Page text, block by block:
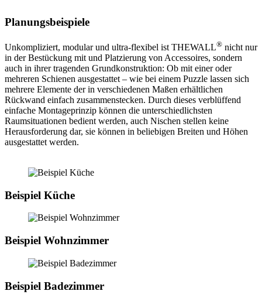
Planungsbeispiele
Unkompliziert, modular und ultra-flexibel ist THEWALL® nicht nur
in der Bestückung mit und Platzierung von Accessoires, sondern
auch in ihrer tragenden Grundkonstruktion: Ob mit einer oder
mehreren Schienen ausgestattet – wie bei einem Puzzle lassen sich
mehrere Elemente der in verschiedenen Maßen erhältlichen
Rückwand einfach zusammenstecken. Durch dieses verblüffend
einfache Montageprinzip können die unterschiedlichsten
Raumsituationen bedient werden, auch Nischen stellen keine
Herausforderung dar, sie können in beliebigen Breiten und Höhen
ausgestattet werden.
Beispiel Küche
Beispiel Wohnzimmer
Beispiel Badezimmer